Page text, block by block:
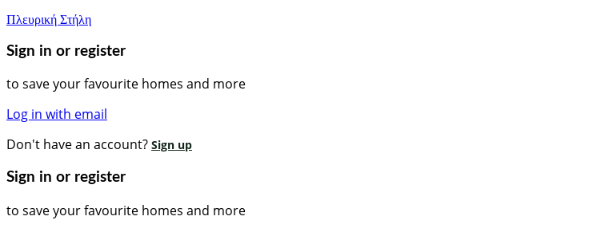
Πλευρική Στήλη
Sign in or register
to save your favourite homes and more
Log in with email
Don't have an account? Sign up
Sign in or register
to save your favourite homes and more